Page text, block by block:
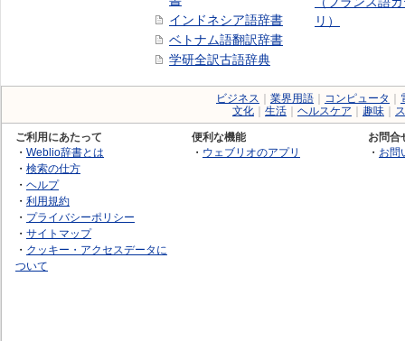
インドネシア語辞書
ベトナム語翻訳辞書
学研全訳古語辞典
リ）
ビジネス 業界用語 コンピュータ
文化
生活 ヘルスケア 趣味
ご利用にあたって
・ Weblio辞書とは
・ 検索の仕方
・ ヘルプ
・ 利用規約
・ プライバシーポリシー
・ サイトマップ
・ クッキー・アクセスデータに
ついて
便利な機能
・ ウェブリオのアプリ
お問合
・ お問